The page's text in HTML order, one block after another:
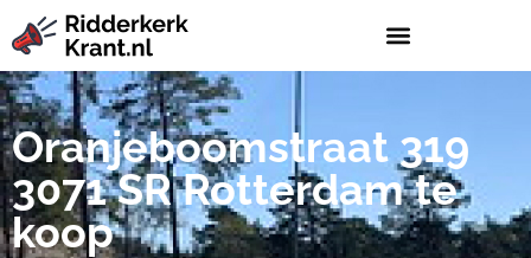
Oranjeboomstraat 319
3071 SR Rotterdam te
koop